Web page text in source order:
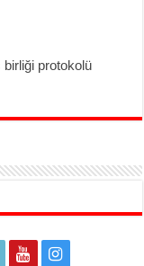
birliği protokolü